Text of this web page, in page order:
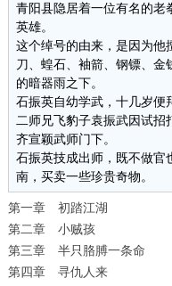
青阳县隐居着一位有名的老
英雄。
这个绰号的由来，是因为
刀、蝗石、袖箭、钢镖、金
的暗器雨之下。
石振英自幼学武，十几岁便
二师兄飞豹子袁振武因试
齐宣颖武师门下。
石振英技成出师，既不做官
南，买卖一些珍贵奇物。
第一章 初踏江湖
第二章 小贼孩
第三章 半只胳膊一条命
第四章 寻仇人来